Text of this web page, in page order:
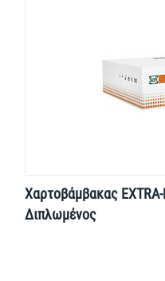
Χαρτοβάμβακας
Διπλωμένος